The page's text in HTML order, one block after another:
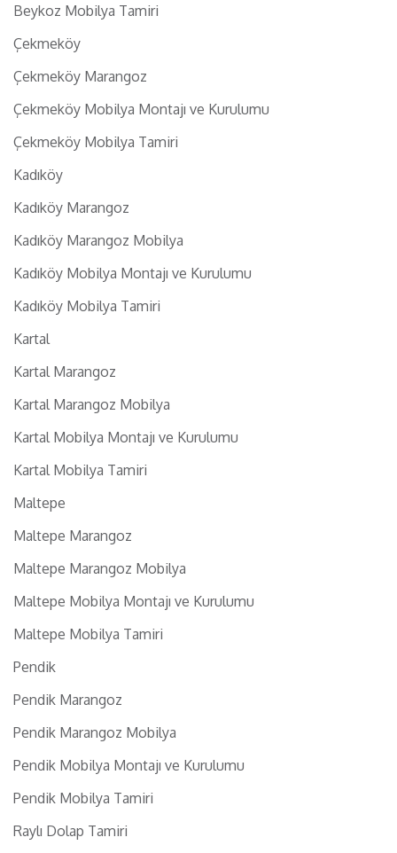
Beykoz Mobilya Tamiri
Çekmeköy
Çekmeköy Marangoz
Çekmeköy Mobilya Montajı ve Kurulumu
Çekmeköy Mobilya Tamiri
Kadıköy
Kadıköy Marangoz
Kadıköy Marangoz Mobilya
Kadıköy Mobilya Montajı ve Kurulumu
Kadıköy Mobilya Tamiri
Kartal
Kartal Marangoz
Kartal Marangoz Mobilya
Kartal Mobilya Montajı ve Kurulumu
Kartal Mobilya Tamiri
Maltepe
Maltepe Marangoz
Maltepe Marangoz Mobilya
Maltepe Mobilya Montajı ve Kurulumu
Maltepe Mobilya Tamiri
Pendik
Pendik Marangoz
Pendik Marangoz Mobilya
Pendik Mobilya Montajı ve Kurulumu
Pendik Mobilya Tamiri
Raylı Dolap Tamiri